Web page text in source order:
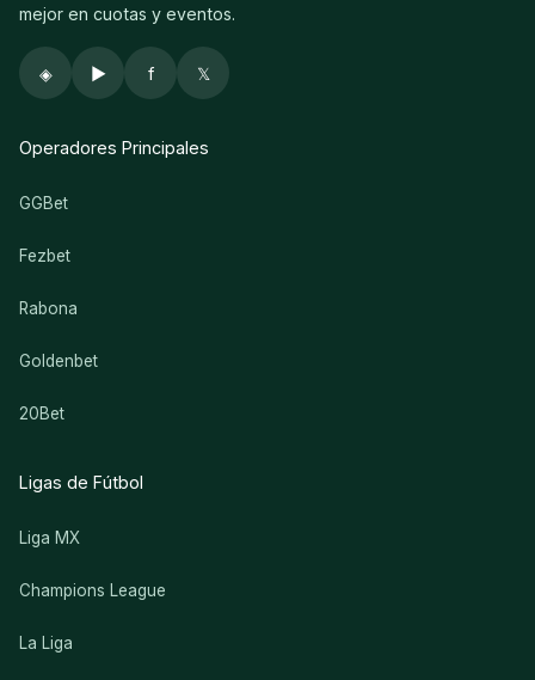
mejor en cuotas y eventos.
◈ ▶ f 𝕏
Operadores Principales
GGBet
Fezbet
Rabona
Goldenbet
20Bet
Ligas de Fútbol
Liga MX
Champions League
La Liga